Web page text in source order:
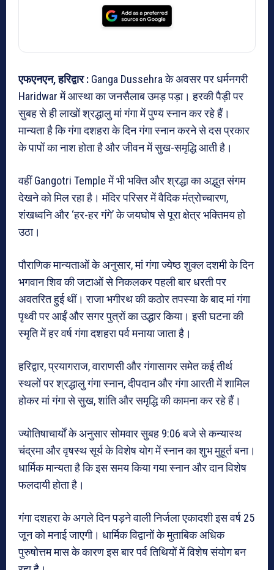
एफएनएन, हरिद्वार : Ganga Dussehraके अवसर पर धर्मनगरी
Haridwarमें आस्था का जनसैलाब उमड़ पड़ा। हरकी पैड़ी पर
सुबह से ही लाखों श्रद्धालु मां गंगा में पुण्य स्नान कर रहे हैं।
मान्यता है कि गंगा दशहरा के दिन गंगा स्नान करने से दस प्रकार
के पापों का नाश होता है और जीवन में सुख-समृद्धि आती है।
वहींGangotri Templeमें भी भक्ति और श्रद्धा का अद्भुत संगम
देखने को मिल रहा है। मंदिर परिसर में वैदिक मंत्रोच्चारण,
शंखध्वनि और ‘हर-हर गंगे’ के जयघोष से पूरा क्षेत्र भक्तिमय हो
उठा।
पौराणिक मान्यताओं के अनुसार, मां गंगा ज्येष्ठ शुक्ल दशमी के दिन
भगवान शिव की जटाओं से निकलकर पहली बार धरती पर
अवतरित हुई थीं। राजा भगीरथ की कठोर तपस्या के बाद मां गंगा
पृथ्वी पर आईं और सगर पुत्रों का उद्धार किया। इसी घटना की
स्मृति में हर वर्ष गंगा दशहरा पर्व मनाया जाता है।
हरिद्वार, प्रयागराज, वाराणसी और गंगासागर समेत कई तीर्थ
स्थलों पर श्रद्धालु गंगा स्नान, दीपदान और गंगा आरती में शामिल
होकर मां गंगा से सुख, शांति और समृद्धि की कामना कर रहे हैं।
ज्योतिषाचार्यों के अनुसार सोमवार सुबह 9:06 बजे से कन्यास्थ
चंद्रमा और वृषस्थ सूर्य के विशेष योग में स्नान का शुभ मुहूर्त बना।
धार्मिक मान्यता है कि इस समय किया गया स्नान और दान विशेष
फलदायी होता है।
गंगा दशहरा के अगले दिन पड़ने वाली निर्जला एकादशी इस वर्ष 25
जून को मनाई जाएगी। धार्मिक विद्वानों के मुताबिक अधिक
पुरुषोत्तम मास के कारण इस बार पर्व तिथियों में विशेष संयोग बन